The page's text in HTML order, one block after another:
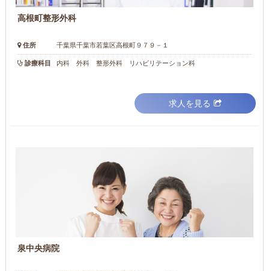
高根町整形外科
住所 千葉県千葉市若葉区高根町９７９－１
診療科目 内科 外科 整形外科 リハビリテーション科
求人を見る
泉中央病院